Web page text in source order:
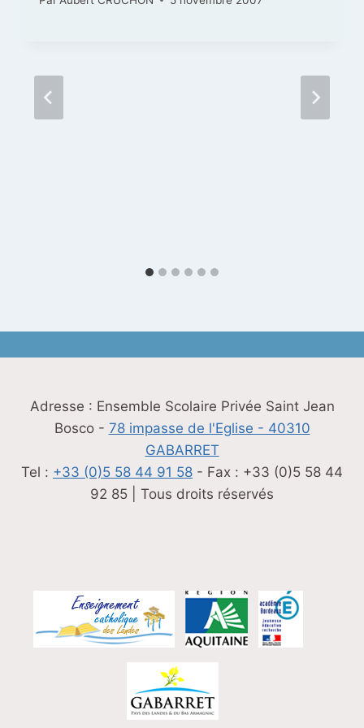
Adresse : Ensemble Scolaire Privée Saint Jean
Bosco - 78 impasse de l'Eglise - 40310
GABARRET
Tel : +33 (0)5 58 44 91 58 - Fax : +33 (0)5 58 44
92 85 | Tous droits réservés